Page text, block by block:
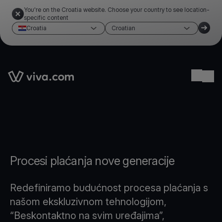
You're on the Croatia website. Choose your country to see location-
specific content
Croatia
Croatian
Link to the homepage
Procesi plaćanja nove generacije
Redefiniramo budućnost procesa plaćanja s
našom ekskluzivnom tehnologijom,
“Beskontaktno na svim uređajima”,